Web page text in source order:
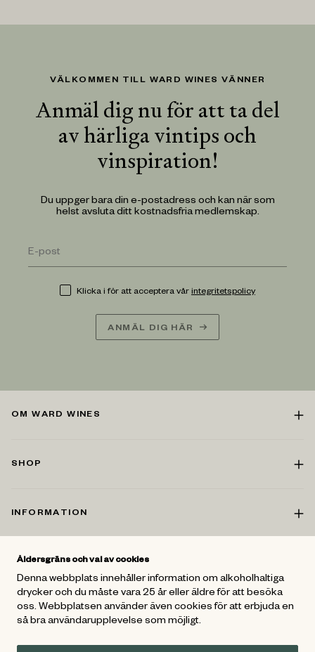
VÄLKOMMEN TILL WARD WINES VÄNNER
Anmäl dig nu för att ta del
av härliga vintips och
vinspiration!
Du uppger bara din e-postadress och kan när som
helst avsluta ditt kostnadsfria medlemskap.
Klicka i för att acceptera vår integritetspolicy
ANMÄL DIG HÄR
OM WARD WINES
SHOP
INFORMATION
KONTAKT
FÖLJ OSS
Åldersgräns och val av cookies
Denna webbplats innehåller information om alkoholhaltiga
drycker och du måste vara 25 år eller äldre för att besöka
oss. Webbplatsen använder även cookies för att erbjuda en
så bra användarupplevelse som möjligt.